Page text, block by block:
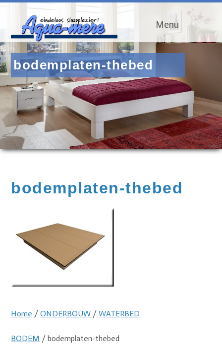
Menu
bodemplaten-thebed
bodemplaten-thebed
Home /ONDERBOUW /WATERBED
BODEM / bodemplaten-thebed